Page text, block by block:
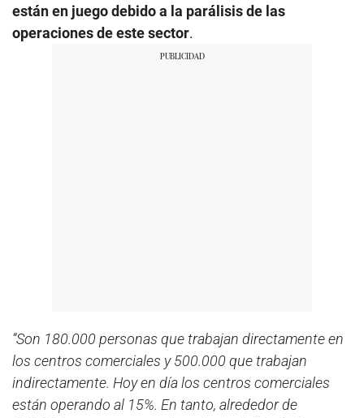
están en juego debido a la parálisis de las
operaciones de este sector.
“Son 180.000 personas que trabajan directamente en
los centros comerciales y 500.000 que trabajan
indirectamente. Hoy en día los centros comerciales
están operando al 15%. En tanto, alrededor de